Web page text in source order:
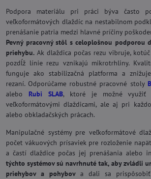
Podpora materiálu pri práci býva často
veľkoformátových dlaždíc na nestabilnom
prenášanie patria medzi hlavné príčiny
Pevný pracovný stôl s celoplošnou podporou
priehybu. Ak dlaždica počas rezu vibruje,
pozdĺž línie rezu vznikajú mikrotrhliny.
funguje ako stabilizačná platforma a
rezaní. Odporúčame robustné pracovné stoly
alebo Rubi SLAB, ktoré je možné
veľkoformátovými dlaždicami, ale aj pri
alebo obkladačských prácach.
Manipulačné systémy pre veľkoformátové
počet vákuových prísaviek pre rozloženie
a častí dlaždice počas jej prenášania alebo
týchto systémov sú navrhnuté tak, aby zvládli
priehybov a pohybova dali sa prispôsobiť